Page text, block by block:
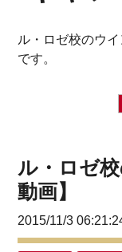
ル・ロゼ校のウ
です。
ル・ロゼ
動画】
2015/11/3